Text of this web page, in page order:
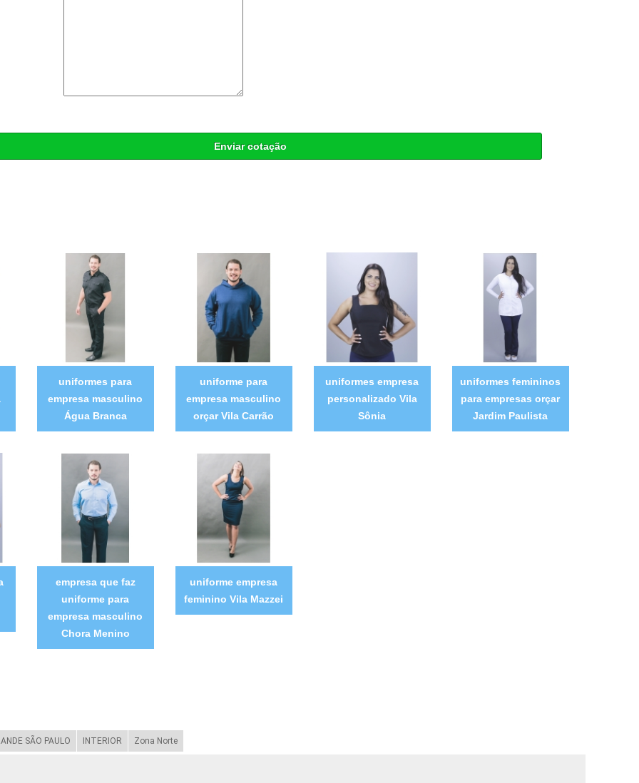
Enviar cotação
uniformes para
empresa masculino
Água Branca
uniforme para
empresa masculino
orçar Vila Carrão
uniformes empresa
personalizado Vila
Sônia
uniformes femininos
para empresas orçar
Jardim Paulista
empresa que faz
uniforme para
empresa masculino
Chora Menino
uniforme empresa
feminino Vila Mazzei
SÃO PAULO INTERIOR Zona Norte